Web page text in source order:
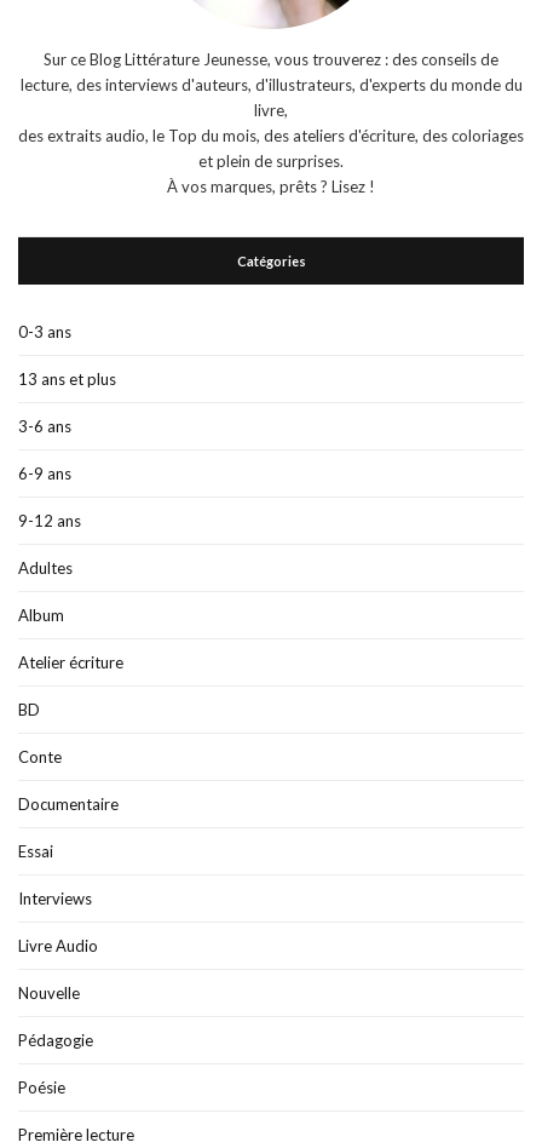
Sur ce Blog Littérature Jeunesse, vous trouverez : des conseils de
lecture, des interviews d'auteurs, d'illustrateurs, d'experts du monde du
livre,
des extraits audio, le Top du mois, des ateliers d'écriture, des coloriages
et plein de surprises.
À vos marques, prêts ? Lisez !
Catégories
0-3 ans
13 ans et plus
3-6 ans
6-9 ans
9-12 ans
Adultes
Album
Atelier écriture
BD
Conte
Documentaire
Essai
Interviews
Livre Audio
Nouvelle
Pédagogie
Poésie
Première lecture